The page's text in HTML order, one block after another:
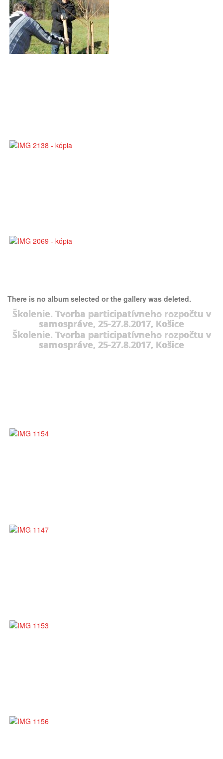
There is no album selected or the gallery was deleted.
Školenie. Tvorba participatívneho rozpočtu v
samospráve, 25-27.8.2017, Košice
Školenie. Tvorba participatívneho rozpočtu v
samospráve, 25-27.8.2017, Košice